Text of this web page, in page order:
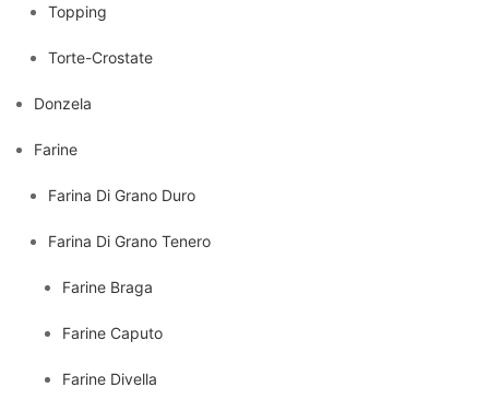
Topping
Torte-Crostate
Donzela
Farine
Farina Di Grano Duro
Farina Di Grano Tenero
Farine Braga
Farine Caputo
Farine Divella